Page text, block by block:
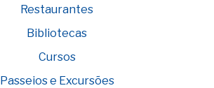
Restaurantes
Bibliotecas
Cursos
Passeios e Excursões